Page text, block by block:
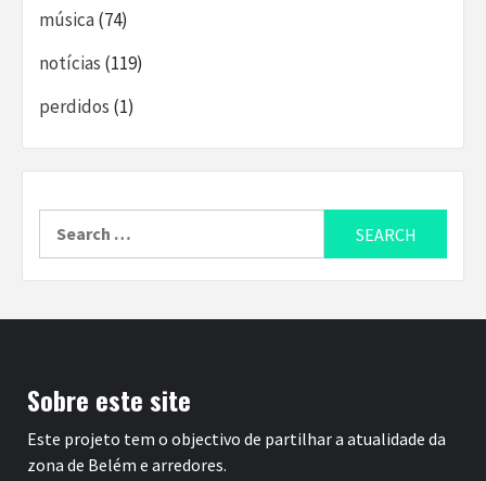
música(74)
notícias (119)
perdidos (1)
Sobre este site
Este projeto tem o objectivo de partilhar a atualidade da
zona de Belém e arredores.